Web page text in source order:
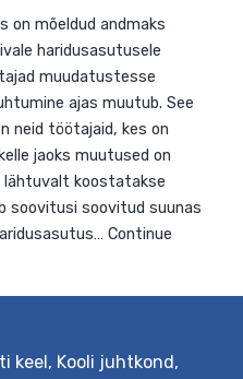
keel, Kooli juhtkond,